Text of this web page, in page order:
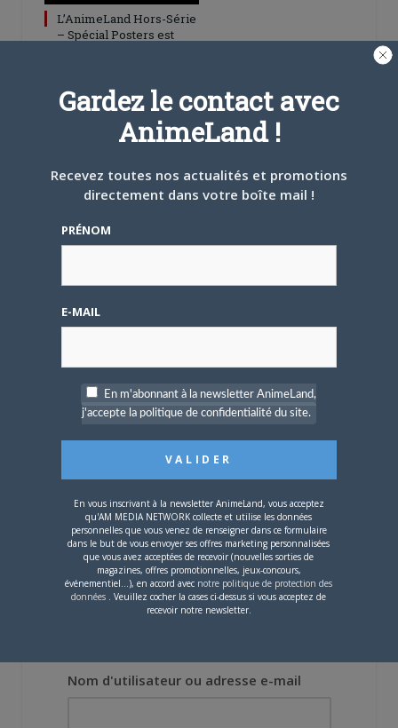
L’AnimeLand Hors-Série
– Spécial Posters est
4 AOÛT 2026 0
Digimon en préparation
[Entretien] Mokochan : «
Lors des prémices du
originel.»
Vous devezvous connecter pour laisser un
commentaire.
Nom d'utilisateur ou adresse e-mail
Gardez le contact avec
AnimeLand !
Recevez toutes nos actualités et promotions
directement dans votre boîte mail !
PRÉNOM
E-MAIL
En m'abonnant à la newsletter AnimeLand,
j'accepte la politique de confidentialité du site.
En vous inscrivant à la newsletter AnimeLand, vous acceptez
qu'AM MEDIA NETWORK collecte et utilise les données
personnelles que vous venez de renseigner dans ce formulaire
dans le but de vous envoyer ses offres marketing personnalisées
que vous avez acceptées de recevoir (nouvelles sorties de
magazines, offres promotionnelles, jeux-concours,
événementiel...), en accord avec notre politique de protection des
données . Veuillez cocher la cases ci-dessus si vous acceptez de
recevoir notre newsletter.